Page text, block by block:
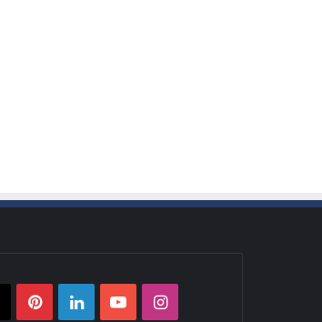
Pinterest
LinkedInYouTubeInstagram